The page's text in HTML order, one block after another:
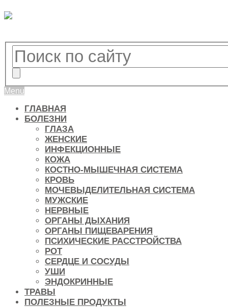
Menu
ГЛАВНАЯ
БОЛЕЗНИ
ГЛАЗА
ЖЕНСКИЕ
ИНФЕКЦИОННЫЕ
КОЖА
КОСТНО-МЫШЕЧНАЯ СИСТЕМА
КРОВЬ
МОЧЕВЫДЕЛИТЕЛЬНАЯ СИСТЕМА
МУЖСКИЕ
НЕРВНЫЕ
ОРГАНЫ ДЫХАНИЯ
ОРГАНЫ ПИЩЕВАРЕНИЯ
ПСИХИЧЕСКИЕ РАССТРОЙСТВА
РОТ
СЕРДЦЕ И СОСУДЫ
УШИ
ЭНДОКРИННЫЕ
ТРАВЫ
ПОЛЕЗНЫЕ ПРОДУКТЫ